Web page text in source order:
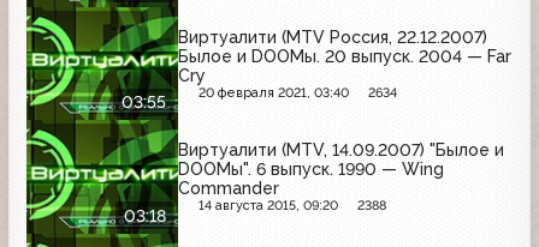
03:55
Виртуалити (MTV Россия, 22.12.2007)
Былое и DOOMы. 20 выпуск. 2004 — Far
Cry
20 февраля 2021, 03:40 2634
03:18
Виртуалити (MTV, 14.09.2007) "Былое и
DOOМы". 6 выпуск. 1990 — Wing
Commander
14 августа 2015, 09:20 2388